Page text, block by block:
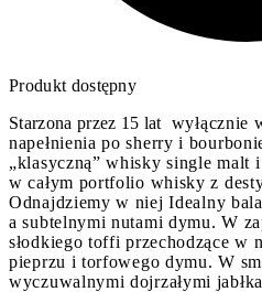
Produkt dostępny
Starzona przez 15 lat wyłącznie
napełnienia po sherry i
„klasyczną” whisky single malt
w całym portfolio whisky z
Odnajdziemy w niejIdealny
a subtelnymi nutami dymu. W
słodkiego toffi przechodzące w
pieprzu i torfowego dymu. W
wyczuwalnymi dojrzałymi